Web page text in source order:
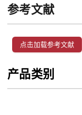
参考文献
点击加载参考文献
产品类别